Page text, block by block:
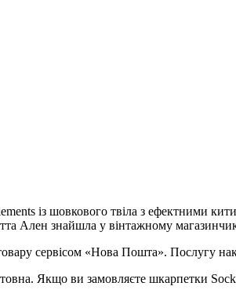
із шовкового твіла з ефектними
Ален знайшла у вінтажному
сервісом «Нова Пошта». Послугу
Якщо ви замовляєте шкарпетки